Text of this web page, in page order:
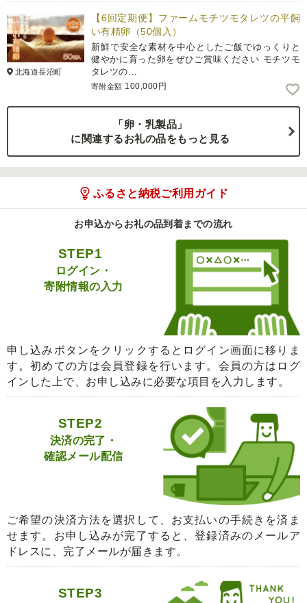
北海道長沼町
【6回定期便】ファームモチツモタレツの平飼
い有精卵（50個入）
新鮮で安全な素材を中心としたご飯でゆっくりと
健やかに育った卵をぜひご賞味ください モチツモ
タレツの…
寄附金額 100,000円
「卵・乳製品」
に関連するお礼の品をもっと見る
ふるさと納税ご利用ガイド
お申込からお礼の品到着までの流れ
STEP1
ログイン・
寄附情報の入力
申し込みボタンをクリックするとログイン画面に移りま
す。初めての方は会員登録を行います。会員の方はログ
インした上で、お申し込みに必要な項目を入力します。
STEP2
決済の完了・
確認メール配信
ご希望の決済方法を選択して、お支払いの手続きを済ま
せます。お申し込みが完了すると、登録済みのメールア
ドレスに、完了メールが届きます。
STEP3